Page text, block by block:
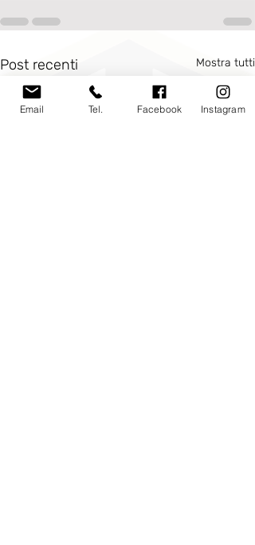
Post recenti Mostra tutti
Email Tel. Facebook Instagram